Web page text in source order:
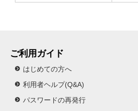
ご利用ガイド
はじめての方へ
利用者ヘルプ(Q&A)
パスワードの再発行